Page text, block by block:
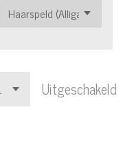
Uitgeschakeld